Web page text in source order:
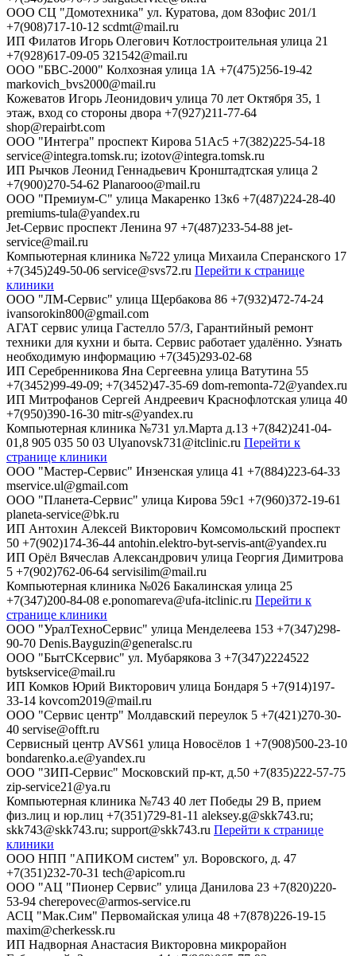
ООО СЦ "Домотехника" ул. Куратова, дом 83офис 201/1
+7(908)717-10-12 scdmt@mail.ru
ИП Филатов Игорь Олегович Котлостроительная улица 21
+7(928)617-09-05 321542@mail.ru
ООО "БВС-2000" Колхозная улица 1А +7(475)256-19-42
markovich_bvs2000@mail.ru
Кожеватов Игорь Леонидович улица 70 лет Октября 35, 1
этаж, вход со стороны двора +7(927)211-77-64
shop@repairbt.com
ООО "Интегра" проспект Кирова 51Ас5 +7(382)225-54-18
service@integra.tomsk.ru; izotov@integra.tomsk.ru
ИП Рычков Леонид Геннадьевич Кронштадтская улица 2
+7(900)270-54-62 Planarooo@mail.ru
ООО "Премиум-С" улица Макаренко 13к6 +7(487)224-28-40
premiums-tula@yandex.ru
Jet-Сервис проспект Ленина 97 +7(487)233-54-88 jet-
service@mail.ru
Компьютерная клиника №722 улица Михаила Сперанского 17
+7(345)249-50-06 service@svs72.ru Перейти к странице
клиники
ООО "ЛМ-Сервис" улица Щербакова 86 +7(932)472-74-24
ivansorokin800@gmail.com
АГАТ сервис улица Гастелло 57/3, Гарантийный ремонт
техники для кухни и быта. Сервис работает удалённо. Узнать
необходимую информацию +7(345)293-02-68
ИП Серебренникова Яна Сергеевна улица Ватутина 55
+7(3452)99-49-09; +7(3452)47-35-69 dom-remonta-72@yandex.ru
ИП Митрофанов Сергей Андреевич Краснофлотская улица 40
+7(950)390-16-30 mitr-s@yandex.ru
Компьютерная клиника №731 ул.Марта д.13 +7(842)241-04-
01,8 905 035 50 03 Ulyanovsk731@itclinic.ru Перейти к
странице клиники
ООО "Мастер-Сервис" Инзенская улица 41 +7(884)223-64-33
mservice.ul@gmail.com
ООО "Планета-Сервис" улица Кирова 59с1 +7(960)372-19-61
planeta-service@bk.ru
ИП Антохин Алексей Викторович Комсомольский проспект
50 +7(902)174-36-44 antohin.elektro-byt-servis-ant@yandex.ru
ИП Орёл Вячеслав Александрович улица Георгия Димитрова
5 +7(902)762-06-64 servisilim@mail.ru
Компьютерная клиника №026 Бакалинская улица 25
+7(347)200-84-08 e.ponomareva@ufa-itclinic.ru Перейти к
странице клиники
ООО "УралТехноСервис" улица Менделеева 153 +7(347)298-
90-70 Denis.Bayguzin@generalsc.ru
ООО "БытСКсервис" ул. Мубарякова 3 +7(347)2224522
bytskservice@mail.ru
ИП Комков Юрий Викторович улица Бондаря 5 +7(914)197-
33-14 kovcom2019@mail.ru
ООО "Сервис центр" Молдавский переулок 5 +7(421)270-30-
40 servise@offt.ru
Сервисный центр AVS61 улица Новосёлов 1 +7(908)500-23-10
bondarenko.a.e@yandex.ru
ООО "ЗИП-Сервис" Московский пр-кт, д.50 +7(835)222-57-75
zip-service21@ya.ru
Компьютерная клиника №743 40 лет Победы 29 В, прием
физ.лиц и юр.лиц +7(351)729-81-11 aleksey.g@skk743.ru;
skk743@skk743.ru; support@skk743.ru Перейти к странице
клиники
ООО НПП "АПИКОМ систем" ул. Воровского, д. 47
+7(351)232-70-31 tech@apicom.ru
ООО "АЦ "Пионер Сервис" улица Данилова 23 +7(820)220-
53-94 cherepovec@armos-service.ru
АСЦ "Мак.Сим" Первомайская улица 48 +7(878)226-19-15
maxim@cherkessk.ru
ИП Надворная Анастасия Викторовна микрорайон